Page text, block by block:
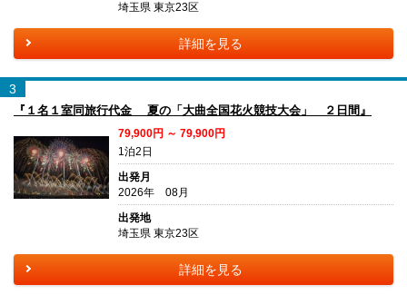
埼玉県 東京23区
詳細を見る
3
『１名１室同旅行代金 夏の「大曲全国花火競技大会」 ２日間』
79,900円 ～ 79,900円
1泊2日
出発月
2026年 08月
出発地
埼玉県 東京23区
詳細を見る